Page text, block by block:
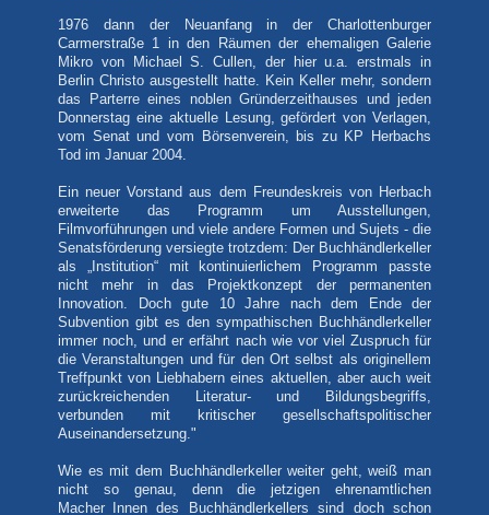
1976 dann der Neuanfang in der Charlottenburger
Carmerstraße 1 in den Räumen der ehemaligen Galerie
Mikro von Michael S. Cullen, der hier u.a. erstmals in
Berlin Christo ausgestellt hatte. Kein Keller mehr, sondern
das Parterre eines noblen Gründerzeithauses und jeden
Donnerstag eine aktuelle Lesung, gefördert von Verlagen,
vom Senat und vom Börsenverein, bis zu KP Herbachs
Tod im Januar 2004.
Ein neuer Vorstand aus dem Freundeskreis von Herbach
erweiterte das Programm um Ausstellungen,
Filmvorführungen und viele andere Formen und Sujets - die
Senatsförderung versiegte trotzdem: Der Buchhändlerkeller
als „Institution“ mit kontinuierlichem Programm passte
nicht mehr in das Projektkonzept der permanenten
Innovation. Doch gute 10 Jahre nach dem Ende der
Subvention gibt es den sympathischen Buchhändlerkeller
immer noch, und er erfährt nach wie vor viel Zuspruch für
die Veranstaltungen und für den Ort selbst als originellem
Treffpunkt von Liebhabern eines aktuellen, aber auch weit
zurückreichenden Literatur- und Bildungsbegriffs,
verbunden mit kritischer gesellschaftspolitischer
Auseinandersetzung."
Wie es mit dem Buchhändlerkeller weiter geht, weiß man
nicht so genau, denn die jetzigen ehrenamtlichen
Macher_Innen des Buchhändlerkellers sind doch schon